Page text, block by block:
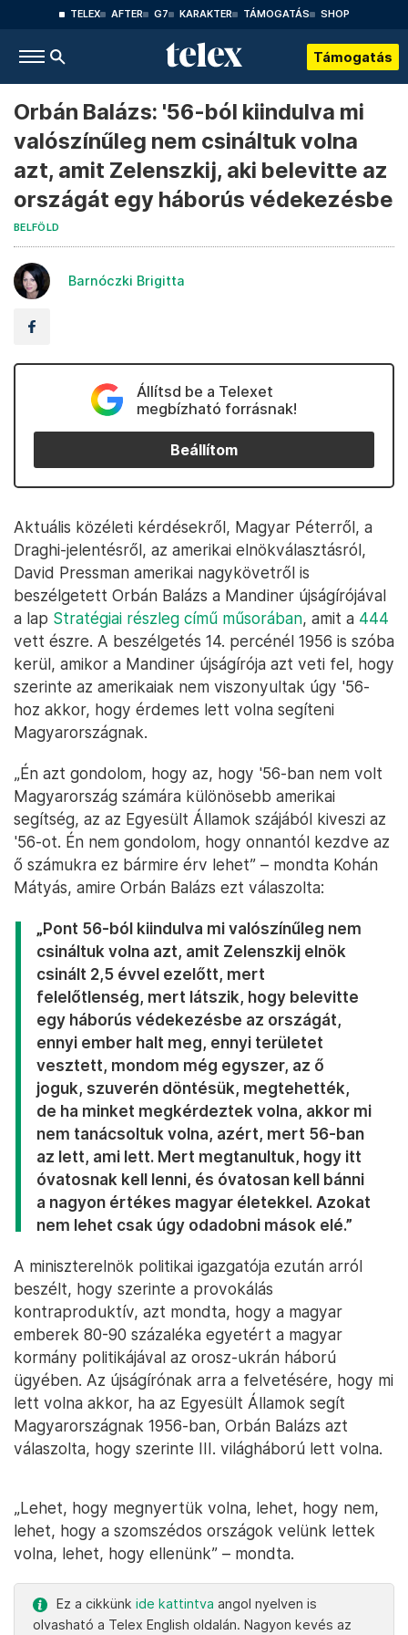
TELEX AFTER G7 KARAKTER TÁMOGATÁS SHOP
Támogatás
Orbán Balázs: '56-ból kiindulva mi
valószínűleg nem csináltuk volna
azt, amit Zelenszkij, aki belevitte az
országát egy háborús védekezésbe
BELFÖLD
Barnóczki Brigitta
Állítsd be a Telexet
megbízható forrásnak!
Beállítom
Aktuális közéleti kérdésekről, Magyar Péterről, a
Draghi-jelentésről, az amerikai elnökválasztásról,
David Pressman amerikai nagykövetről is
beszélgetett Orbán Balázs a Mandiner újságírójával
a lap Stratégiai részleg című műsorában, amit a 444
vett észre. A beszélgetés 14. percénél 1956 is szóba
kerül, amikor a Mandiner újságírója azt veti fel, hogy
szerinte az amerikaiak nem viszonyultak úgy '56-
hoz akkor, hogy érdemes lett volna segíteni
Magyarországnak.
„Én azt gondolom, hogy az, hogy '56-ban nem volt
Magyarország számára különösebb amerikai
segítség, az az Egyesült Államok szájából kiveszi az
'56-ot. Én nem gondolom, hogy onnantól kezdve az
ő számukra ez bármire érv lehet” – mondta Kohán
Mátyás, amire Orbán Balázs ezt válaszolta:
„Pont 56-ból kiindulva mi valószínűleg nem
csináltuk volna azt, amit Zelenszkij elnök
csinált 2,5 évvel ezelőtt, mert
felelőtlenség, mert látszik, hogy belevitte
egy háborús védekezésbe az országát,
ennyi ember halt meg, ennyi területet
vesztett, mondom még egyszer, az ő
joguk, szuverén döntésük, megtehették,
de ha minket megkérdeztek volna, akkor mi
nem tanácsoltuk volna, azért, mert 56-ban
az lett, ami lett. Mert megtanultuk, hogy itt
óvatosnak kell lenni, és óvatosan kell bánni
a nagyon értékes magyar életekkel. Azokat
nem lehet csak úgy odadobni mások elé.”
A miniszterelnök politikai igazgatója ezután arról
beszélt, hogy szerinte a provokálás
kontraproduktív, azt mondta, hogy a magyar
emberek 80-90 százaléka egyetért a magyar
kormány politikájával az orosz-ukrán háború
ügyében. Az újságírónak arra a felvetésére, hogy mi
lett volna akkor, ha az Egyesült Államok segít
Magyarországnak 1956-ban, Orbán Balázs azt
válaszolta, hogy szerinte III. világháború lett volna.
„Lehet, hogy megnyertük volna, lehet, hogy nem,
lehet, hogy a szomszédos országok velünk lettek
volna, lehet, hogy ellenünk” – mondta.
Ez a cikkünk ide kattintva angol nyelven is
olvasható a Telex English oldalán. Nagyon kevés az